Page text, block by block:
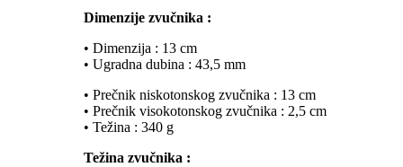
Dimenzije zvučnika :
• Dimenzija : 13 cm
• Ugradna dubina : 43,5 mm
• Prečnik niskotonskog zvučnika : 13 cm
• Prečnik visokotonskog zvučnika : 2,5 cm
• Težina : 340 g
Težina zvučnika :